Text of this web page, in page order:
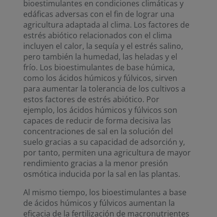
bioestimulantes en condiciones climáticas y
edáficas adversas con el fin de lograr una
agricultura adaptada al clima. Los factores de
estrés abiótico relacionados con el clima
incluyen el calor, la sequía y el estrés salino,
pero también la humedad, las heladas y el
frío. Los bioestimulantes de base húmica,
como los ácidos húmicos y fúlvicos, sirven
para aumentar la tolerancia de los cultivos a
estos factores de estrés abiótico. Por
ejemplo, los ácidos húmicos y fúlvicos son
capaces de reducir de forma decisiva las
concentraciones de sal en la solución del
suelo gracias a su capacidad de adsorción y,
por tanto, permiten una agricultura de mayor
rendimiento gracias a la menor presión
osmótica inducida por la sal en las plantas.
Al mismo tiempo, los bioestimulantes a base
de ácidos húmicos y fúlvicos aumentan la
eficacia de la fertilización de macronutrientes